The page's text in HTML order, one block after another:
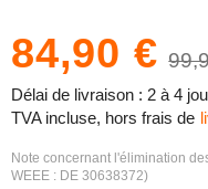
84,90 €
Délai de livraison : 2 à 4
TVA incluse, hors frais de
Note concernant l'élimination
WEEE : DE 30638372)